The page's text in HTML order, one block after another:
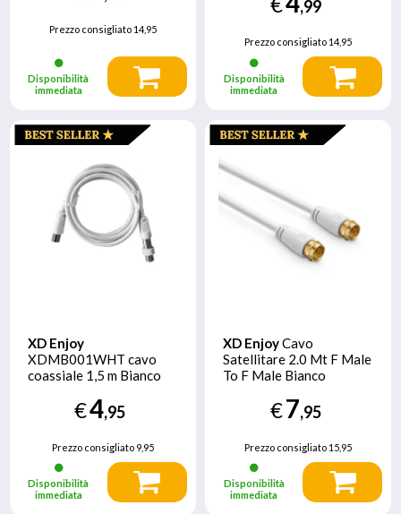
Prezzo consigliato14,95
Disponibilità
immediata
,99
Prezzo consigliato 14,95
Disponibilità
immediata
XD Enjoy
XDMB001WHT cavo
coassiale 1,5 m Bianco
€4,95
Prezzo consigliato9,95
Disponibilità
immediata
XD EnjoyCavo
Satellitare 2.0 Mt F Male
To F Male Bianco
€7,95
Prezzo consigliato 15,95
Disponibilità
immediata